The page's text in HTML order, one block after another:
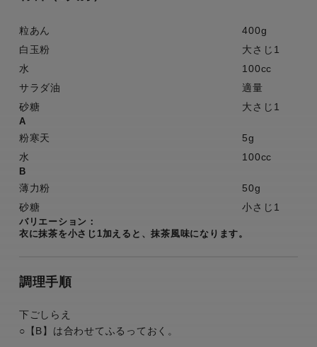
粒あん
400g
白玉粉
大さじ1
水
100cc
サラダ油
適量
砂糖
大さじ1
A
粉寒天
5g
水
100cc
B
薄力粉
50g
砂糖
小さじ1
バリエーション：
衣に抹茶を小さじ1加えると、抹茶風味になります。
調理手順
下ごしらえ
○【B】は合わせてふるっておく。